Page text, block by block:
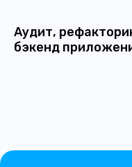
Аудит,
бэкенд